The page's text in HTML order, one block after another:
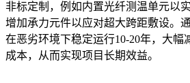
非标定制，例如内置光纤测温单元以
增加承力元件以应对超大跨距敷设。
在恶劣环境下稳定运行10-20年，大幅
成本，从而实现项目长期效益。